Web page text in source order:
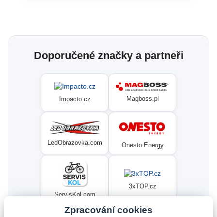
Doporučené značky a partneři
Impacto.cz Magboss.pl
LedObrazovka.com Onesto Energy
ServisKol.com
3xTOP.cz
Zpracování cookies